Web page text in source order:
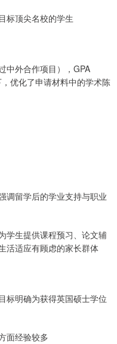
标顶尖名校的学生
中外合作项目），GPA
优化了申请材料中的学术陈
调留学后的学业支持与职业
学生提供课程预习、论文辅
活适应有顾虑的家长群体
标明确为获得英国硕士学位
面经验较多